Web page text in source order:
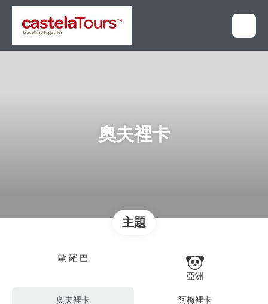
奧夫裡卡
主題
歐 羅 巴
亞洲
奧夫裡卡
阿梅裡卡